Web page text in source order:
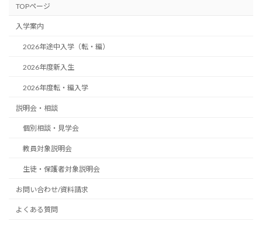
TOPページ
入学案内
2026年途中入学（転・編）
2026年度新入生
2026年度転・編入学
説明会・相談
個別相談・見学会
教員対象説明会
生徒・保護者対象説明会
お問い合わせ/資料請求
よくある質問